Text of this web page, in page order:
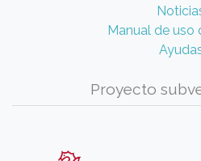
Manual de uso
Proyecto